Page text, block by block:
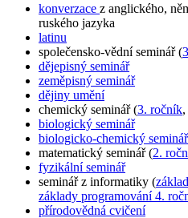
konverzace z anglického,
ruského jazyka
latinu
společensko-vědní seminář (
dějepisný seminář
zeměpisný seminář
dějiny umění
chemický seminář (3. ročník,
biologický seminář
biologicko-chemický seminář
matematický seminář (2.
fyzikální seminář
seminář z informatiky (
základy programování 4.
přírodovědná cvičení